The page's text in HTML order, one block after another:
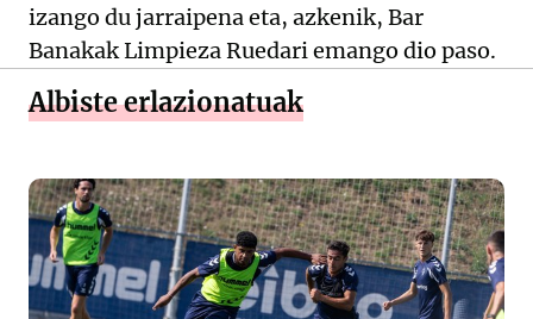
izango du jarraipena eta, azkenik, Bar
Banakak Limpieza Ruedari emango dio paso.
Albiste erlazionatuak